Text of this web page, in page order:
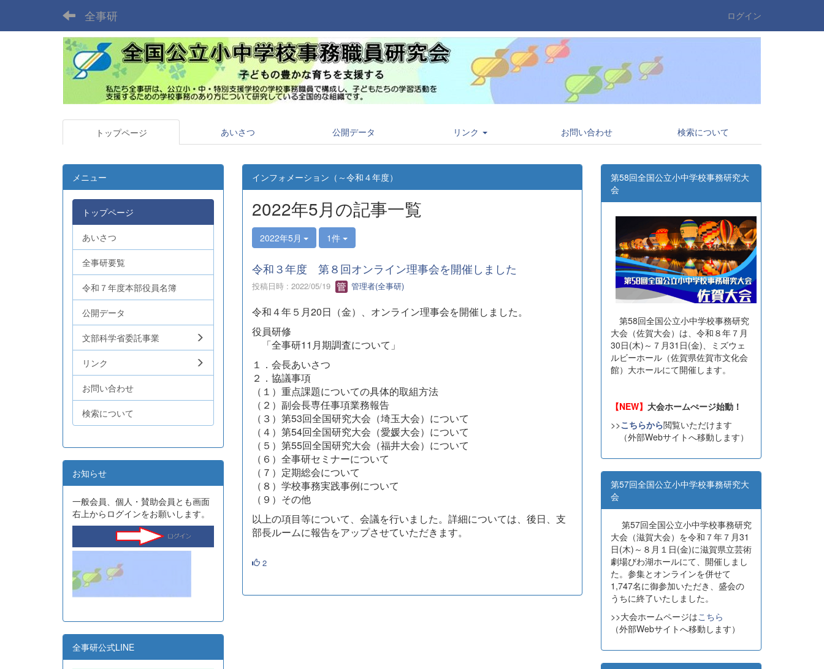
全事研 ログイン
トップページ あいさつ 公開データ リンク お問い合わせ 検索について
インフォメーション（～令和４年度）
2022年5月の記事一覧
2022年5月 1件
令和３年度 第８回オンライン理事会を開催しました
投稿日時 : 2022/05/19 管理者(全事研)
令和４年５月20日（金）、オンライン理事会を開催しました。
役員研修
「全事研11月期調査について」
１．会長あいさつ
２．協議事項
（１）重点課題についての具体的取組方法
（２）副会長専任事項業務報告
（３）第53回全国研究大会（埼玉大会）について
（４）第54回全国研究大会（愛媛大会）について
（５）第55回全国研究大会（福井大会）について
（６）全事研セミナーについて
（７）定期総会について
（８）学校事務実践事例について
（９）その他
以上の項目等について、会議を行いました。詳細については、後日、支
部長ルームに報告をアップさせていただきます。
2
メニュー
トップページ
あいさつ
全事研要覧
令和７年度本部役員名簿
公開データ
文部科学省委託事業
リンク
お問い合わせ
検索について
お知らせ
一般会員、個人・賛助会員とも画面
右上からログインをお願いします。
全事研公式LINE
第58回全国公立小中学校事務研究大
会
第58回全国公立小中学校事務研究
大会（佐賀大会）は、令和８年７月
30日(木)～７月31日(金)、ミズウェ
ルビーホール（佐賀県佐賀市文化会
館）大ホールにて開催します。
【NEW】 大会ホームぺージ始動！
>>こちらから閲覧いただけます
（外部Webサイトへ移動します）
第57回全国公立小中学校事務研究大
会
第57回全国公立小中学校事務研究
大会（滋賀大会）を令和７年７月31
日(木)～８月１日(金)に滋賀県立芸術
劇場びわ湖ホールにて、開催しまし
た。参集とオンラインを併せて
1,747名に御参加いただき、盛会の
うちに終了いたしました。
>>大会ホームページはこちら
（外部Webサイトへ移動します）